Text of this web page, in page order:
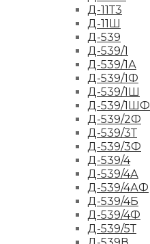
Д-11Т3
Д-11Ш
Д-539
Д-539/1
Д-539/1А
Д-539/1Ф
Д-539/1Ш
Д-539/1ШФ
Д-539/2Ф
Д-539/3Т
Д-539/3Ф
Д-539/4
Д-539/4А
Д-539/4АФ
Д-539/4Б
Д-539/4Ф
Д-539/5Т